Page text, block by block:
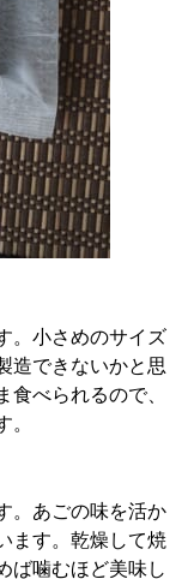
。小さめのサイズ
造できないかと思
べられるので、
。
。あごの味を活か
ます。乾燥して焼
ば噛むほど美味し